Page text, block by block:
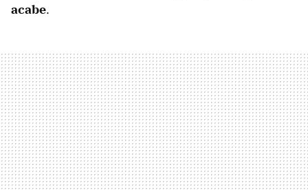
acabe.